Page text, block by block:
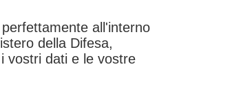
all'interno
della Difesa,
vostri dati e le vostre